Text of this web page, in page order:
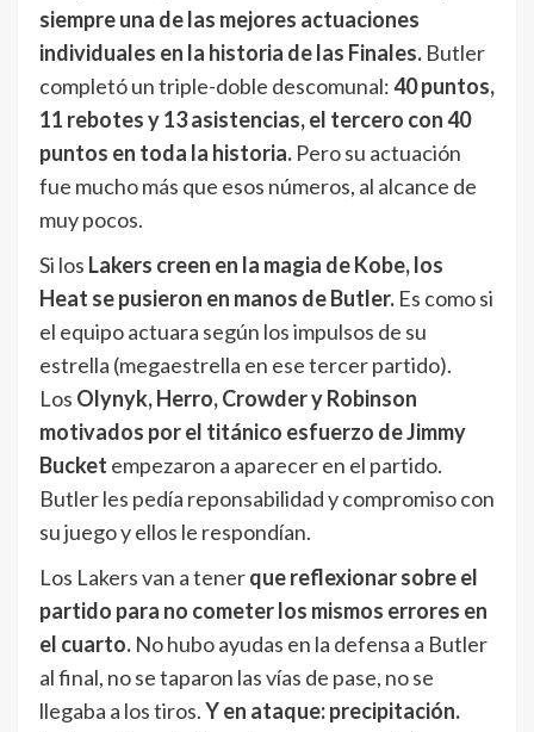
siempre una de las mejores actuaciones
individuales en la historia de las Finales. Butler
completó un triple-doble descomunal:40 puntos,
11 rebotes y 13 asistencias, el tercero con 40
puntos en toda la historia. Pero su actuación
fue mucho más que esos números, al alcance de
muy pocos.
Si los Lakers creen en la magia de Kobe, los
Heat se pusieron en manos de Butler. Es como si
el equipo actuara según los impulsos de su
estrella (megaestrella en ese tercer partido).
Los Olynyk, Herro, Crowder y Robinson
motivados por el titánico esfuerzo de Jimmy
Bucket empezaron a aparecer en el partido.
Butler les pedía reponsabilidad y compromiso con
su juego y ellos le respondían.
Los Lakers van a tenerque reflexionar sobre el
partido para no cometer los mismos errores en
el cuarto. No hubo ayudas en la defensa a Butler
al final, no se taparon las vías de pase, no se
llegaba a los tiros.Y en ataque: precipitación.